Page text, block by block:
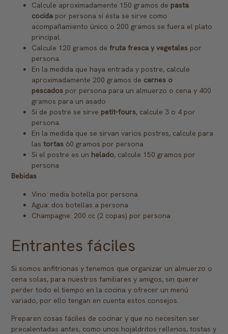
Calcule aproximadamente 150 gramos de pasta
cocida por persona si ésta se sirve como
acompañamiento único o 200 gramos se fuera el plato
principal.
Calcule 120 gramos defruta fresca y vegetales por
persona.
En la medida que haya entrada y postre, calcule
aproximadamente 200 gramos de carnes o
pescados por persona para un almuerzo o cena y 400
gramos para un asado
Si de postre se sirve petit-fours, calcule 3 o 4 por
persona.
En la medida que se sirvan varios postres, calcule para
lastortas 60 gramos por persona
Si el postre es un helado, calcule 150 gramos por
persona
Bebidas
Vino: media botella por persona
Agua: dos botellas a persona
Champagne: 200 cc (2 copas) por persona
Entrantes fáciles
Si somos anfitrionas y tenemos que organizar un almuerzo o
cena solas, para nuestros familiares y amigos, sin querer
perder todo el tiempo en la cocina y ofrecer un menú
variado, por ello tengan en cuenta estos consejos.
Preparen cosas fáciles de cocinar y que no necesiten ser
precalentadas antes, como unos hojaldritos rellenos, tostas y